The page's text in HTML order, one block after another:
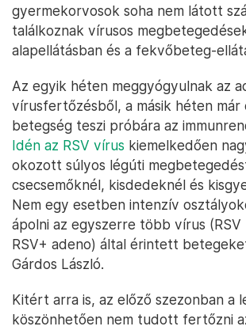
gyermekorvosok soha nem látott
találkoznak vírusos
alapellátásban és a fekvőbeteg-
Az egyik héten meggyógyulnak az
vírusfertőzésből, a másik héten már
betegség teszi próbára az
Idén az RSV vírus kiemelkedően
okozott súlyos légúti
csecsemőknél, kisdedeknél és
Nem egy esetben intenzív
ápolni az egyszerre több vírus (RSV
RSV+ adeno) által érintett
Gárdos László.
Kitért arra is, az előző szezonban a
köszönhetően nem tudott fertőzni